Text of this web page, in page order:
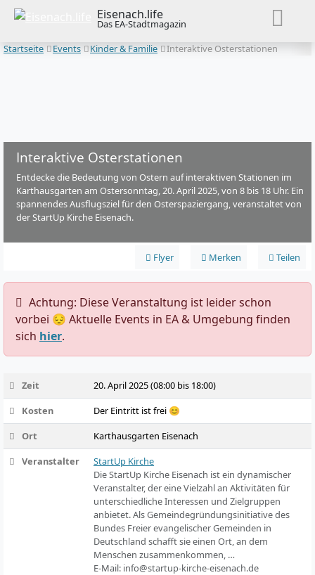
Eisenach.life
Das EA-Stadtmagazin
Startseite
Events Kinder & Familie Interaktive Osterstationen
Interaktive Osterstationen
Entdecke die Bedeutung von Ostern auf interaktiven Stationen im
Karthausgarten am Ostersonntag, 20. April 2025, von 8 bis 18 Uhr. Ein
spannendes Ausflugsziel für den Osterspaziergang, veranstaltet von
der StartUp Kirche Eisenach.
Flyer Merken Teilen
️ Achtung: Diese Veranstaltung ist leider schon
vorbei 😔 Aktuelle Events in EA & Umgebung finden
sich hier.
Zeit
20. April 2025 (08:00 bis 18:00)
Kosten
Der Eintritt ist frei 😊
Ort
Karthausgarten Eisenach
Veranstalter
StartUp Kirche
Die StartUp Kirche Eisenach ist ein dynamischer
Veranstalter, der eine Vielzahl an Aktivitäten für
unterschiedliche Interessen und Zielgruppen
anbietet. Als Gemeindegründungsinitiative des
Bundes Freier evangelischer Gemeinden in
Deutschland schafft sie einen Ort, an dem
Menschen zusammenkommen, …
E-Mail: info@startup-kirche-eisenach.de